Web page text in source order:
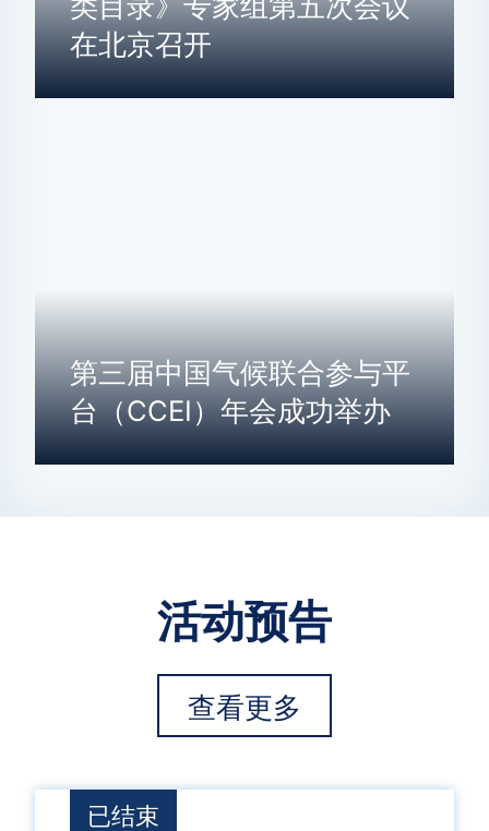
在北京召开
第三届中国气候联合参与平
台（CCEI）年会成功举办
活动预告
查看更多
已结束
已结束
已结束
已结束